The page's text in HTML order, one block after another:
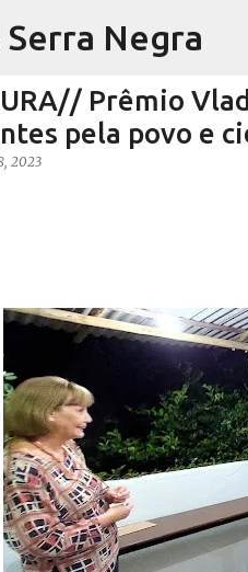
Serra Negra
Prêmio
pela povo e
2023